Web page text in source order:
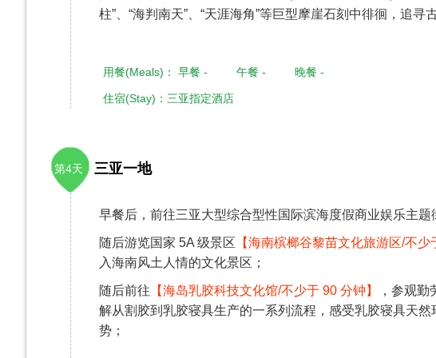
柱”、“海判南天”、“天涯海角”等巨型摩崖石刻中徘徊，追寻
用餐(Meals)： 早餐 - 午餐 - 晚餐 -
住宿(Stay)：三亚指定酒店
第4天 三亚一地
早餐后，前往三亚大型综合型性国际滨海度假商业娱乐主题
随后游览国家 5A 级景区 【海南槟榔谷黎苗文化旅游区/不少
入海南风土人情的文化景区；
随后前往 【海岛乳胶科技文化馆/不少于 90 分钟】
，参观
解从割胶到乳胶寝具生产的一系列流程，感受乳胶寝具天
势；